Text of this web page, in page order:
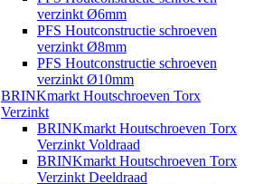
verzinkt Ø6mm
PFS Houtconstructie schroeven
verzinkt Ø8mm
PFS Houtconstructie schroeven
verzinkt Ø10mm
BRINKmarkt Houtschroeven Torx
Verzinkt
BRINKmarkt Houtschroeven Torx
Verzinkt Voldraad
BRINKmarkt Houtschroeven Torx
Verzinkt Deeldraad